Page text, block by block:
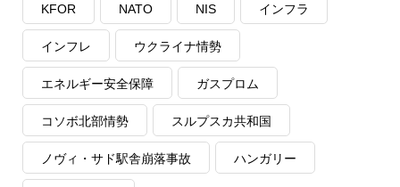
KFOR NATO NIS インフラ
インフレ ウクライナ情勢
エネルギー安全保障 ガスプロム
コソボ北部情勢 スルプスカ共和国
ノヴィ・サド駅舎崩落事故 ハンガリー